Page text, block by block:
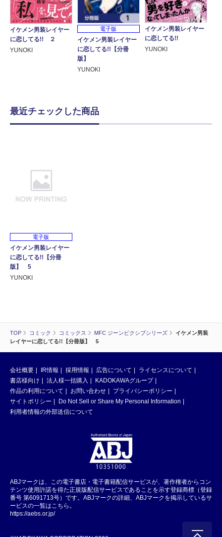
TOP コミック コミックス MFC ジーンピクシブシリーズ
イケメン男装
レイヤーに恋してる!!【分冊版】 5
イケメン男装レイヤー
に恋してる!! ２
YUNOKI
電子版
イケメン男装レイヤー
に恋してる!!【分冊
版】
YUNOKI
イケメン男装レイヤー
に恋してる!!
YUNOKI
最近チェックした商品
電子版
イケメン男装レイヤー
に恋してる!!【分冊
版】 5
YUNOKI
会社概要 IR情報 採用情報 広告について
ライセンスについて
書店様向け
法人様一括購入
KADOKAWAグループ
作品の利用について
お問い合わせ
プライバシーポリシー
サイトポリシー
Do Not Sell or Share My Personal Information
利用者情報の外部送信について
ABJマークは、この電子書店・電子書籍配信サービスが、著作権者からコン
テンツ使用許諾を得た正規版配信サービスであることを示す登録商標（登録
番号 第6091713号）です。ABJマークの詳細、ABJマークを掲示しているサ
ービスの一覧はこちら。
https://aebs.or.jp/